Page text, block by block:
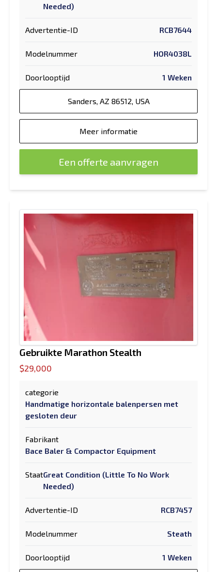
Needed)
Advertentie-ID RCB7644
Modelnummer HOR4038L
Doorlooptijd 1 Weken
Sanders, AZ 86512, USA
Meer informatie
Een offerte aanvragen
Gebruikte Marathon Stealth
$29,000
categorie
Handmatige horizontale balenpersen met
gesloten deur
Fabrikant
Bace Baler & Compactor Equipment
StaatGreat Condition (Little To No Work
Needed)
Advertentie-ID RCB7457
Modelnummer Steath
Doorlooptijd 1 Weken